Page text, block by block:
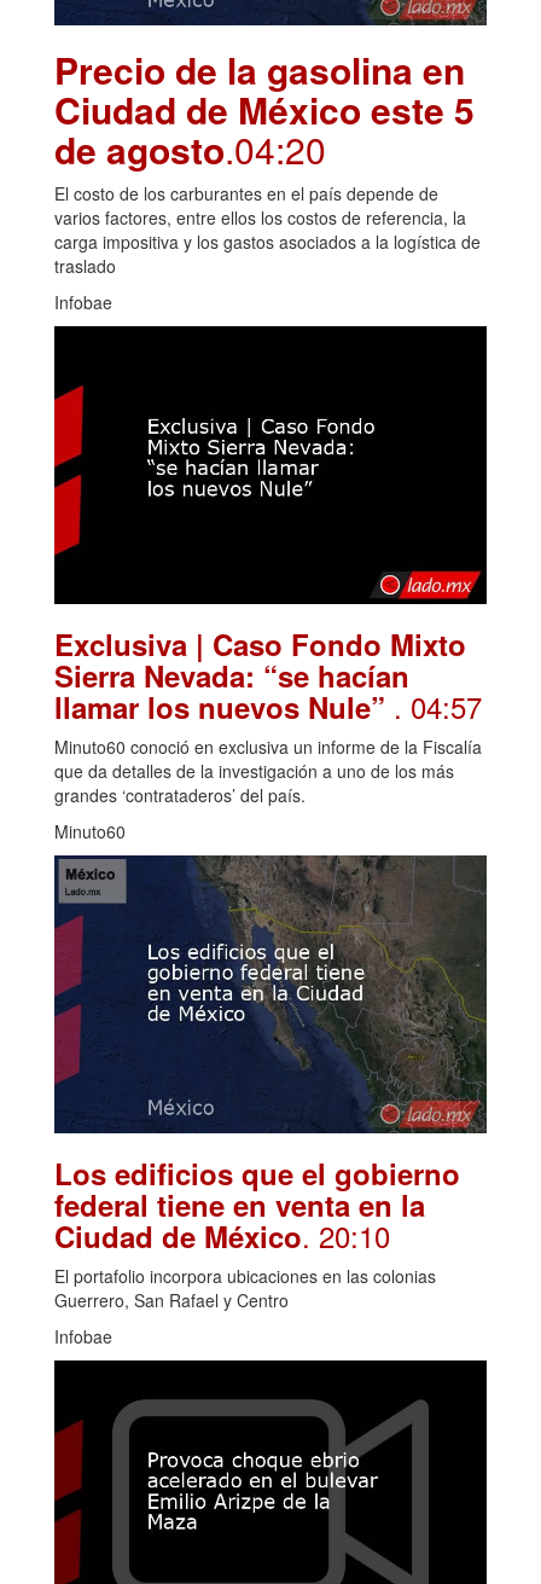
Precio de la gasolina en
Ciudad de México este 5
de agosto.04:20
El costo de los carburantes en el país depende de
varios factores, entre ellos los costos de referencia, la
carga impositiva y los gastos asociados a la logística de
traslado
Infobae
Exclusiva | Caso Fondo Mixto
Sierra Nevada: “se hacían
llamar los nuevos Nule” . 04:57
Minuto60 conoció en exclusiva un informe de la Fiscalía
que da detalles de la investigación a uno de los más
grandes ‘contrataderos’ del país.
Minuto60
Los edificios que el gobierno
federal tiene en venta en la
Ciudad de México. 20:10
El portafolio incorpora ubicaciones en las colonias
Guerrero, San Rafael y Centro
Infobae